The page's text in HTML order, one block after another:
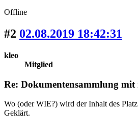
Offline
#2 02.08.2019 18:42:31
kleo
Mitglied
Re: Dokumentensammlung mit
Wo (oder WIE?) wird der Inhalt des
Geklärt.